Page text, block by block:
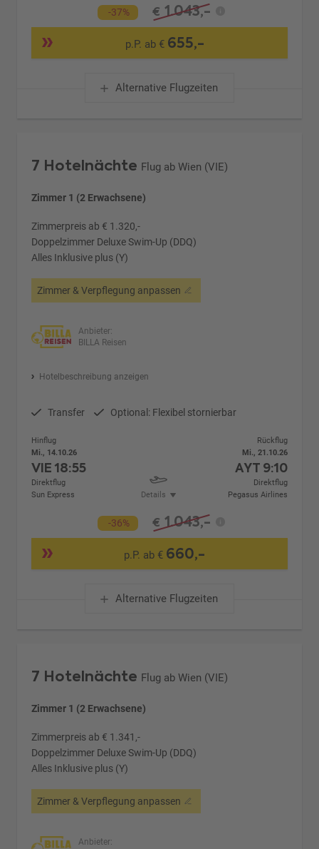
-37% € 1.043,-
p.P. ab € 655,-
Alternative Flugzeiten
7 Hotelnächte Flug ab Wien (VIE)
Zimmer 1 (2 Erwachsene)
Zimmerpreis ab € 1.320,-
Doppelzimmer Deluxe Swim-Up (DDQ)
Alles Inklusive plus (Y)
Zimmer & Verpflegung anpassen
Anbieter:
BILLA Reisen
Hotelbeschreibung anzeigen
Transfer Optional: Flexibel stornierbar
Hinflug
Mi., 14.10.26
VIE18:55
Direktflug
Sun Express
Details
Rückflug
Mi., 21.10.26
AYT 9:10
Direktflug
Pegasus Airlines
-36% € 1.043,-
p.P. ab € 660,-
Alternative Flugzeiten
7 Hotelnächte Flug ab Wien (VIE)
Zimmer 1 (2 Erwachsene)
Zimmerpreis ab € 1.341,-
Doppelzimmer Deluxe Swim-Up (DDQ)
Alles Inklusive plus (Y)
Zimmer & Verpflegung anpassen
Anbieter: